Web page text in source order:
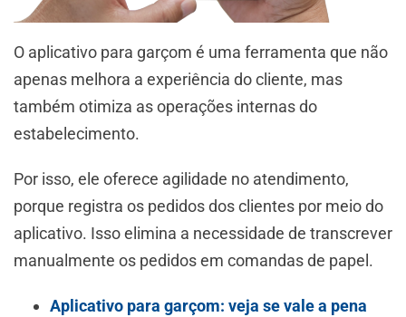
O aplicativo para garçom é uma ferramenta que não
apenas melhora a experiência do cliente, mas
também otimiza as operações internas do
estabelecimento.
Por isso, ele oferece agilidade no atendimento,
porque registra os pedidos dos clientes por meio do
aplicativo. Isso elimina a necessidade de transcrever
manualmente os pedidos em comandas de papel.
Aplicativo para garçom: veja se vale a pena